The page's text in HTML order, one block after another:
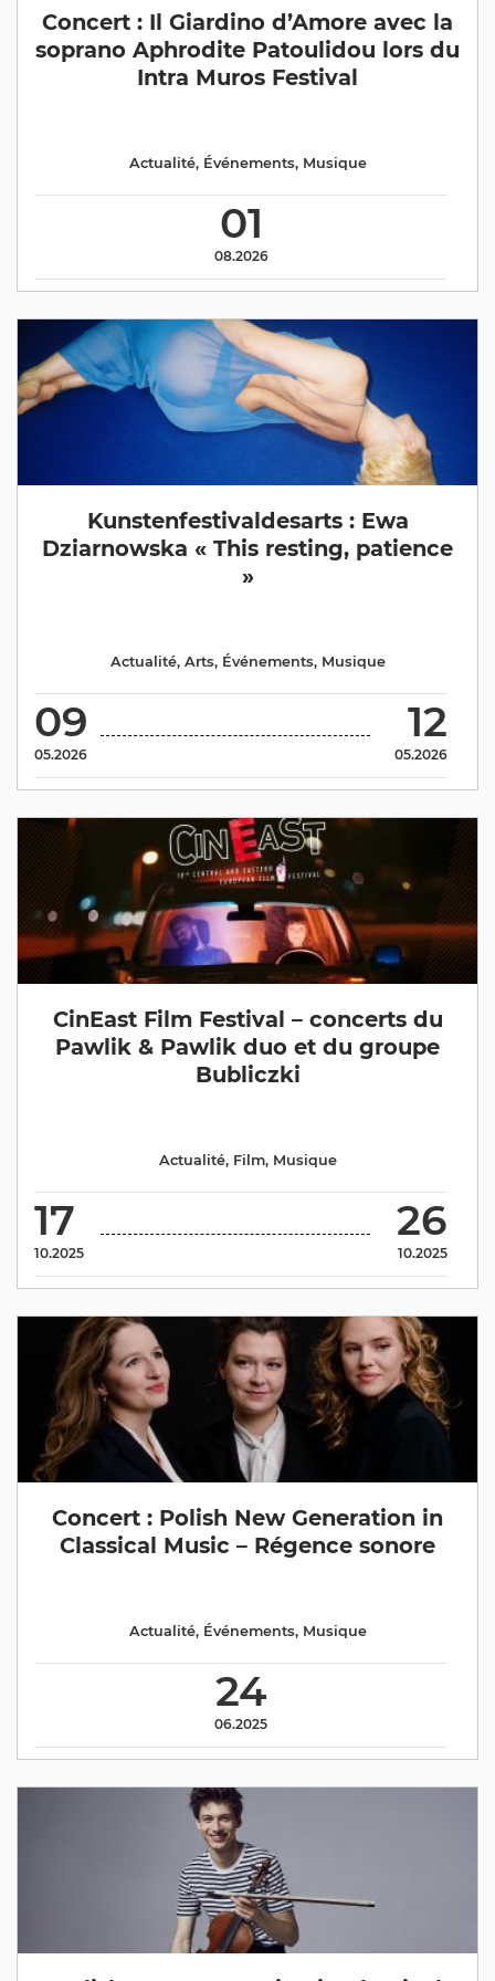
Concert : Il Giardino d’Amore avec la
soprano Aphrodite Patoulidou lors du
Intra Muros Festival
01
08.2026
Actualité, Événements, Musique
Kunstenfestivaldesarts : Ewa
Dziarnowska « This resting, patience
»
09
05.2026
12
05.2026
Actualité, Arts, Événements, Musique
CinEast Film Festival – concerts du
Pawlik & Pawlik duo et du groupe
Bubliczki
17
10.2025
26
10.2025
Actualité, Film, Musique
Concert : Polish New Generation in
Classical Music – Régence sonore
24
06.2025
Actualité, Événements, Musique